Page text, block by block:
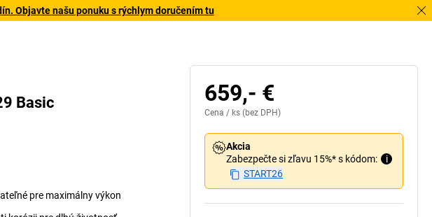
Objavte našu ponuku s rýchlym doručením tu
Basic
pre maximálny výkon
659,- €
Cena / ks (bez DPH)
Akcia
Zabezpečte si zľavu 15%* s kódom:
i
START26